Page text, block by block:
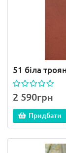
51 біла
2 590грн
Придбати